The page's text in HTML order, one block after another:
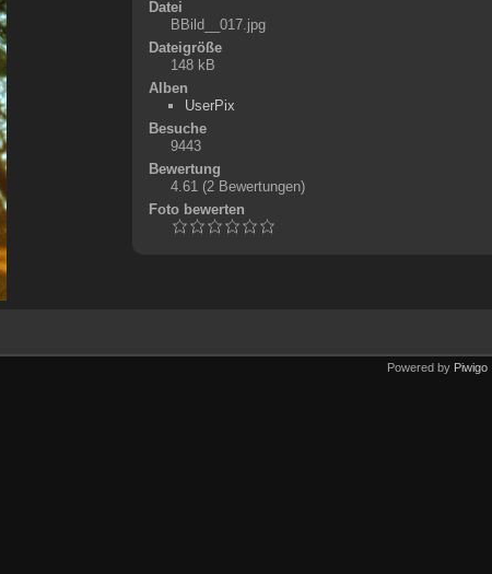
Datei
BBild__017.jpg
Dateigröße
148 kB
Alben
UserPix
Besuche
9443
Bewertung
4.61 (2 Bewertungen)
Foto bewerten
Powered by Piwigo